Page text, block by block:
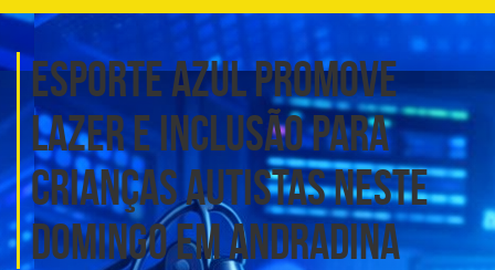
Esporte Azul promove
lazer e inclusão para
crianças autistas neste
domingo em Andradina